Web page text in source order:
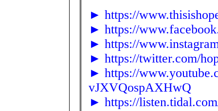
► https://
► https://
► https://
► https://twitter.com/
► https://
vJXVQospAXHwQ
► https://